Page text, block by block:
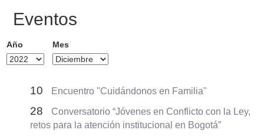
Eventos
Año Mes
10 Encuentro "Cuidándonos en Familia"
28
Conversatorio “Jóvenes en Conflicto con la Ley,
retos para la atención institucional en Bogotá”